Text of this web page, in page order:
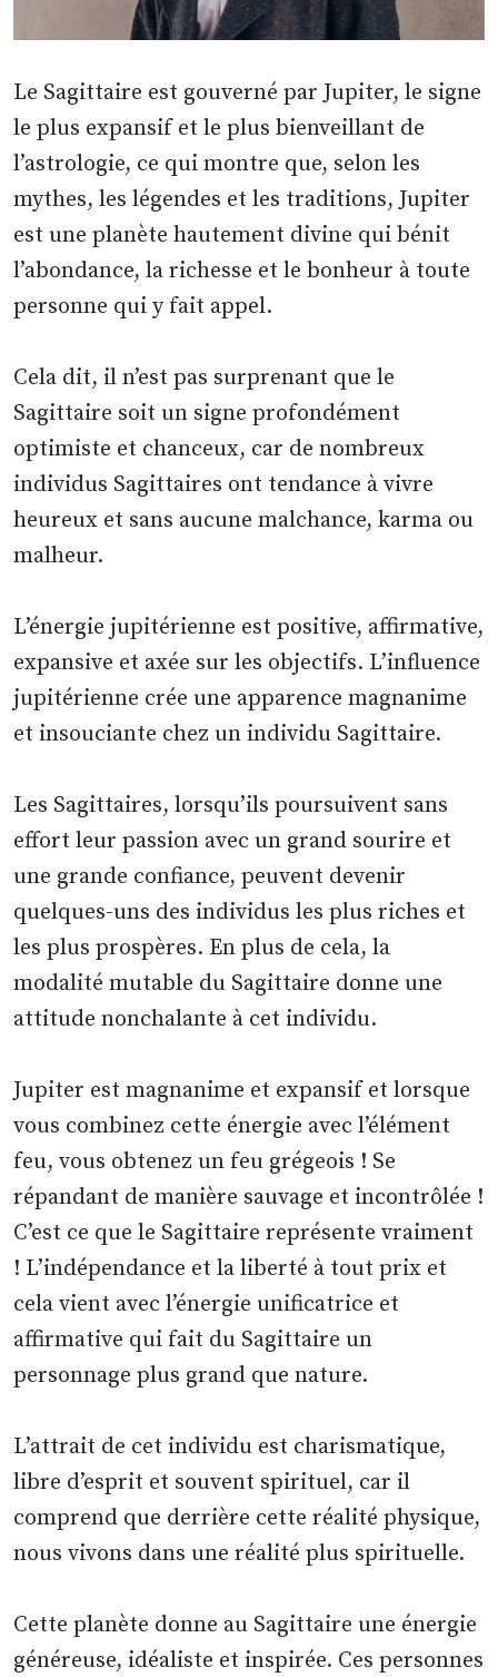
Le Sagittaire est gouverné par Jupiter, le signe
le plus expansif et le plus bienveillant de
l’astrologie, ce qui montre que, selon les
mythes, les légendes et les traditions, Jupiter
est une planète hautement divine qui bénit
l’abondance, la richesse et le bonheur à toute
personne qui y fait appel.
Cela dit, il n’est pas surprenant que le
Sagittaire soit un signe profondément
optimiste et chanceux, car de nombreux
individus Sagittaires ont tendance à vivre
heureux et sans aucune malchance, karma ou
malheur.
L’énergie jupitérienne est positive, affirmative,
expansive et axée sur les objectifs. L’influence
jupitérienne crée une apparence magnanime
et insouciante chez un individu Sagittaire.
Les Sagittaires, lorsqu’ils poursuivent sans
effort leur passion avec un grand sourire et
une grande confiance, peuvent devenir
quelques-uns des individus les plus riches et
les plus prospères. En plus de cela, la
modalité mutable du Sagittaire donne une
attitude nonchalante à cet individu.
Jupiter est magnanime et expansif et lorsque
vous combinez cette énergie avec l’élément
feu, vous obtenez un feu grégeois ! Se
répandant de manière sauvage et incontrôlée !
C’est ce que le Sagittaire représente vraiment
! L’indépendance et la liberté à tout prix et
cela vient avec l’énergie unificatrice et
affirmative qui fait du Sagittaire un
personnage plus grand que nature.
L’attrait de cet individu est charismatique,
libre d’esprit et souvent spirituel, car il
comprend que derrière cette réalité physique,
nous vivons dans une réalité plus spirituelle.
Cette planète donne au Sagittaire une énergie
généreuse, idéaliste et inspirée. Ces personnes